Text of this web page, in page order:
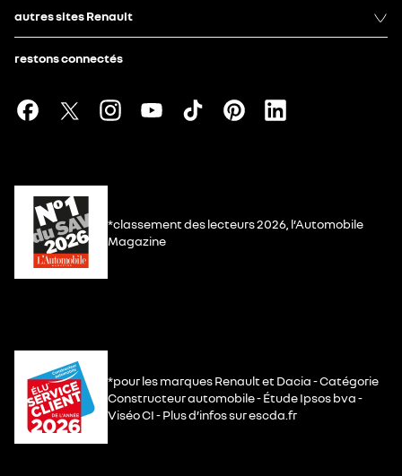
autres sites Renault
restons connectés
*classement des lecteurs 2026, l’Automobile
Magazine
*pour les marques Renault et Dacia - Catégorie
Constructeur automobile - Étude Ipsos bva -
Viséo CI - Plus d’infos sur escda.fr